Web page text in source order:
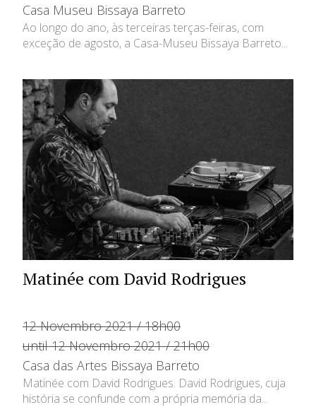
Casa Museu Bissaya Barreto
Ao longo do ano, às terceiras terças-feiras, com
exceção de agosto, a Casa-Museu Bissaya Barreto...
Matinée com David Rodrigues
12 Novembro 2021 / 18h00
until 12 Novembro 2021 / 21h00
Casa das Artes Bissaya Barreto
Matinée com David Rodrigues. David Rodrigues, cuja
história se confunde com a própria memória da...